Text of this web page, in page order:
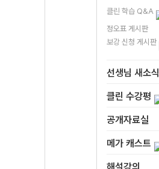
클린 학습 Q&A
정오표 게시판
보강 신청 게시판
선생님 새소식
클린 수강평
공개자료실
메가 캐스트